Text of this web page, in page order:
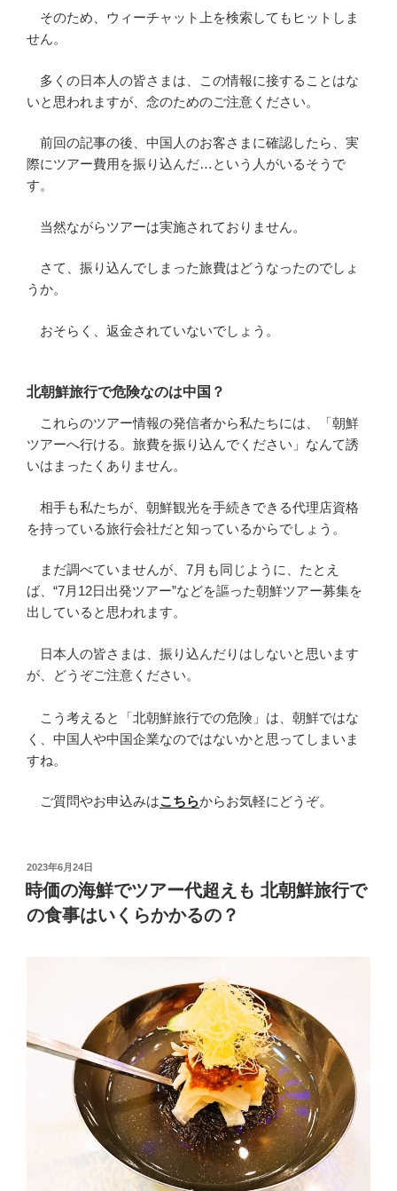
そのため、ウィーチャット上を検索してもヒットしま
せん。
多くの日本人の皆さまは、この情報に接することはな
いと思われますが、念のためのご注意ください。
前回の記事の後、中国人のお客さまに確認したら、実
際にツアー費用を振り込んだ…という人がいるそうで
す。
当然ながらツアーは実施されておりません。
さて、振り込んでしまった旅費はどうなったのでしょ
うか。
おそらく、返金されていないでしょう。
北朝鮮旅行で危険なのは中国？
これらのツアー情報の発信者から私たちには、「朝鮮
ツアーへ行ける。旅費を振り込んでください」なんて誘
いはまったくありません。
相手も私たちが、朝鮮観光を手続きできる代理店資格
を持っている旅行会社だと知っているからでしょう。
まだ調べていませんが、7月も同じように、たとえ
ば、“7月12日出発ツアー”などを謳った朝鮮ツアー募集を
出していると思われます。
日本人の皆さまは、振り込んだりはしないと思います
が、どうぞご注意ください。
こう考えると「北朝鮮旅行での危険」は、朝鮮ではな
く、中国人や中国企業なのではないかと思ってしまいま
すね。
ご質問やお申込みはこちらからお気軽にどうぞ。
投
稿
日:
2023年6月24日
時価の海鮮でツアー代超えも 北朝鮮旅行で
の食事はいくらかかるの？